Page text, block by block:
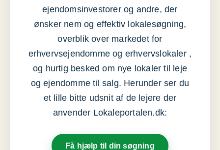
ejendomsinvestorer og andre, der
ønsker nem og effektiv lokalesøgning,
overblik over markedet for
erhvervsejendomme og erhvervslokaler ,
og hurtig besked om nye lokaler til leje
og ejendomme til salg. Herunder ser du
et lille bitte udsnit af de lejere der
anvender Lokaleportalen.dk:
Få hjælp til din søgning